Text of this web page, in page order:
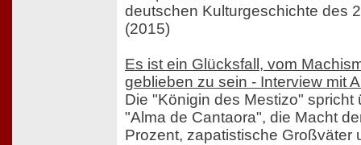
deutschen Kulturgeschichte des
(2015)
Es ist ein Glücksfall, vom
geblieben zu sein - Interview mit
Die "Königin des Mestizo" spricht
"Alma de Cantaora", die Macht
Prozent, zapatistische Großväter